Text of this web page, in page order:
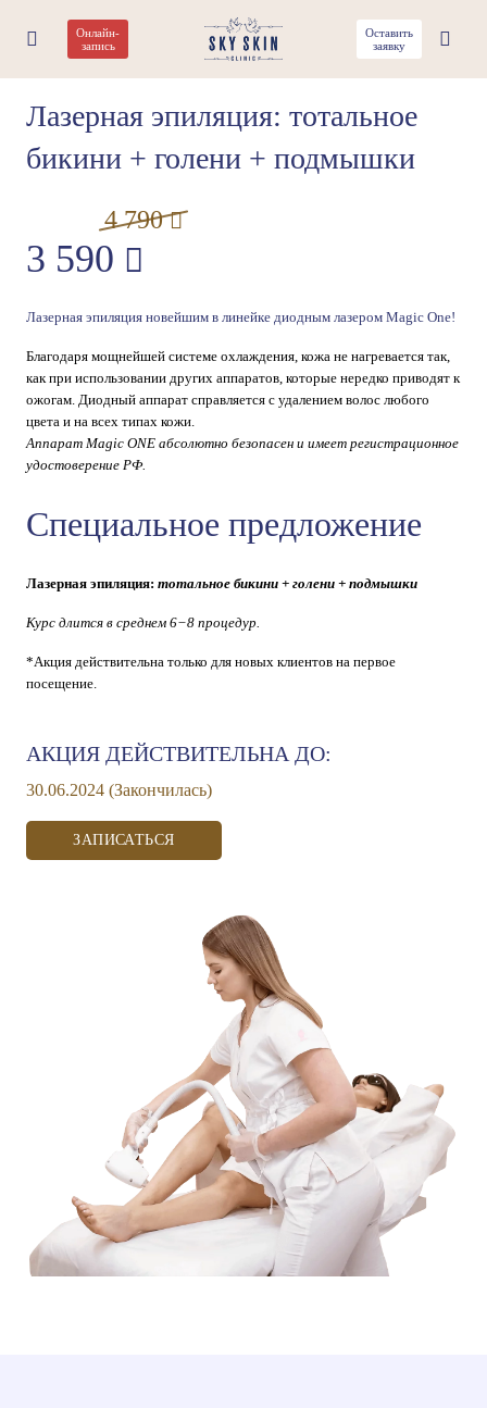
Онлайн-
запись
Оставить
заявку
Лазерная эпиляция: тотальное
бикини + голени + подмышки
4 790
3 590
Лазерная эпиляция новейшим в линейке диодным лазером Magic One!
Благодаря мощнейшей системе охлаждения, кожа не нагревается так,
как при использовании других аппаратов, которые нередко приводят к
ожогам. Диодный аппарат справляется с удалением волос любого
цвета и на всех типах кожи.
Аппарат Magic ONE абсолютно безопасен и имеет регистрационное
удостоверение РФ.
Специальное предложение
Лазерная эпиляция: тотальное бикини + голени + подмышки
Курс длится в среднем 6−8 процедур.
*Акция действительна только для новых клиентов на первое
посещение.
АКЦИЯ ДЕЙСТВИТЕЛЬНА ДО:
30.06.2024 (Закончилась)
ЗАПИСАТЬСЯ